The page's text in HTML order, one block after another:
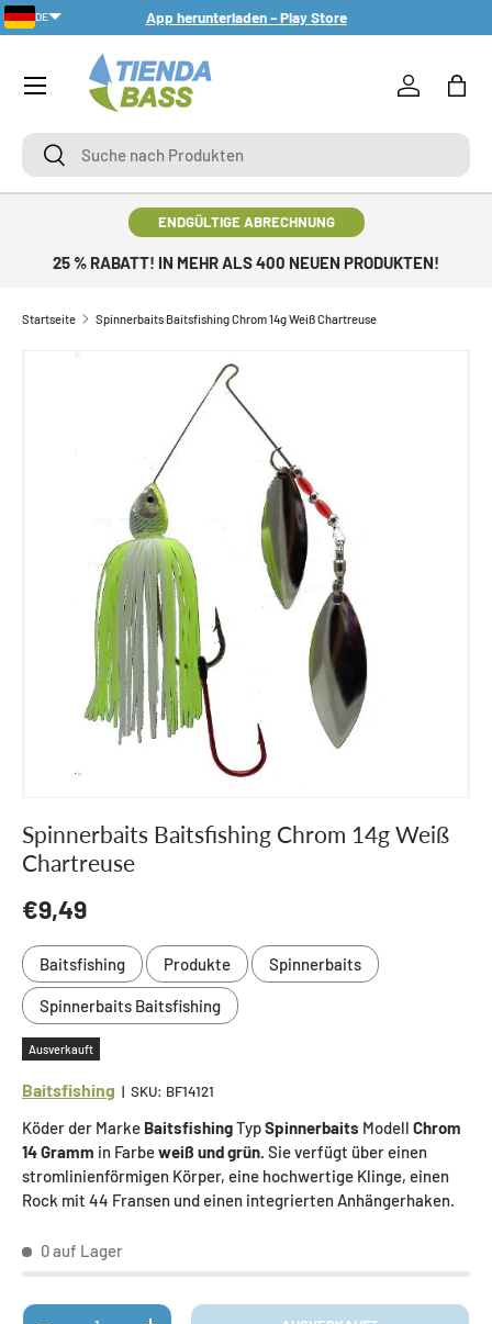
DIREKT ZUM INHALT
App herunterladen – Play Store
SucheSuche
Einloggen
ENDGÜLTIGE ABRECHNUNG
25 % RABATT! IN MEHR ALS 400 NEUEN PRODUKTEN!
Startseite Spinnerbaits Baitsfishing Chrom 14g Weiß Chartreuse
ZU PRODUKTINFORMATIONEN SPRINGEN
Spinnerbaits Baitsfishing Chrom 14g Weiß
Chartreuse
Normaler Preis
€9,49
Baitsfishing Produkte Spinnerbaits
Spinnerbaits Baitsfishing
Ausverkauft
Baitsfishing | SKU: BF14121
Köder der Marke BaitsfishingTypSpinnerbaits Modell Chrom
14 Gramm in Farbeweiß und grün. Sie verfügt über einen
stromlinienförmigen Körper, eine hochwertige Klinge, einen
Rock mit 44 Fransen und einen integrierten Anhängerhaken.
0 auf Lager
Anzahl
DE